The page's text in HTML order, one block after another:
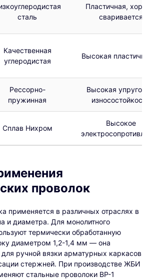
сталь
Пластичная,
сваривается
Качественная
углеродистая
Высокая
Рессорно-
пружинная
Высокая
износостойкость
Сплав Нихром
Высокое
проволок
применяется в различных отраслях в
и диаметра. Для монолитного
термически обработанную
диаметром 1,2-1,4 мм — она
для ручной вязки арматурных каркасов
стержней. При производстве ЖБИ
стальные проволоки ВР-1